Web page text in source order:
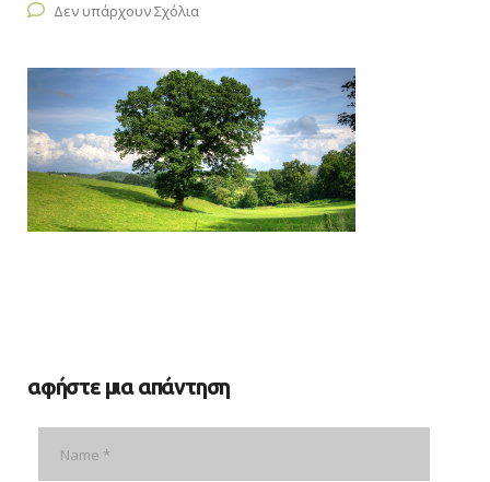
Δεν υπάρχουν Σχόλια
αφήστε μια απάντηση